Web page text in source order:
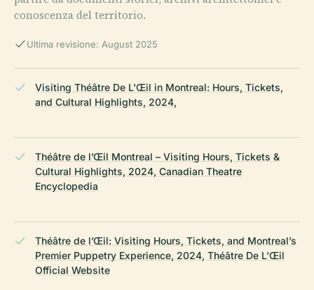
conoscenza del territorio.
Ultima revisione: August 2025
Visiting Théâtre De L'Œil in Montreal: Hours, Tickets,
and Cultural Highlights, 2024,
Théâtre de l’Œil Montreal – Visiting Hours, Tickets &
Cultural Highlights, 2024, Canadian Theatre
Encyclopedia
Théâtre de l’Œil: Visiting Hours, Tickets, and Montreal’s
Premier Puppetry Experience, 2024, Théâtre De L'Œil
Official Website